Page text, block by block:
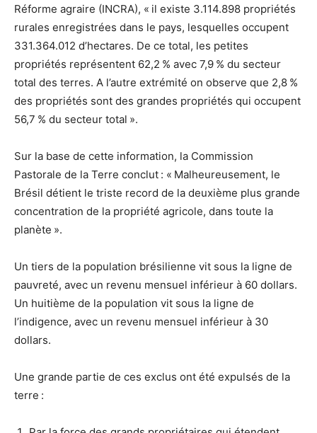
Réforme agraire (INCRA), « il existe 3.114.898 propriétés
rurales enregistrées dans le pays, lesquelles occupent
331.364.012 d’hectares. De ce total, les petites
propriétés représentent 62,2 % avec 7,9 % du secteur
total des terres. A l’autre extrémité on observe que 2,8 %
des propriétés sont des grandes propriétés qui occupent
56,7 % du secteur total ».
Sur la base de cette information, la Commission
Pastorale de la Terre conclut : « Malheureusement, le
Brésil détient le triste record de la deuxième plus grande
concentration de la propriété agricole, dans toute la
planète ».
Un tiers de la population brésilienne vit sous la ligne de
pauvreté, avec un revenu mensuel inférieur à 60 dollars.
Un huitième de la population vit sous la ligne de
l’indigence, avec un revenu mensuel inférieur à 30
dollars.
Une grande partie de ces exclus ont été expulsés de la
terre :